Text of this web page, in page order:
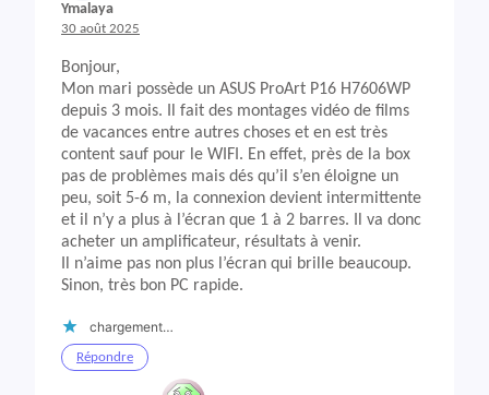
Ymalaya
30 août 2025
Bonjour,
Mon mari possède un ASUS ProArt P16 H7606WP
depuis 3 mois. Il fait des montages vidéo de films
de vacances entre autres choses et en est très
content sauf pour le WIFI. En effet, près de la box
pas de problèmes mais dés qu’il s’en éloigne un
peu, soit 5-6 m, la connexion devient intermittente
et il n’y a plus à l’écran que 1 à 2 barres. Il va donc
acheter un amplificateur, résultats à venir.
Il n’aime pas non plus l’écran qui brille beaucoup.
Sinon, très bon PC rapide.
chargement…
Répondre